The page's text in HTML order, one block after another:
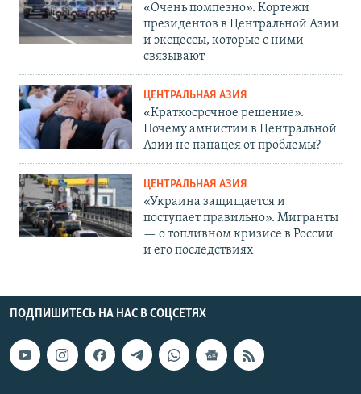
«Очень помпезно». Кортежи
президентов в Центральной Азии
и эксцессы, которые с ними
связывают
ЦЕНТРАЛЬНАЯ АЗИЯ
«Краткосрочное решение».
Почему амнистии в Центральной
Азии не панацея от проблемы?
ЦЕНТРАЛЬНАЯ АЗИЯ
«Украина защищается и
поступает правильно». Мигранты
— о топливном кризисе в России
и его последствиях
ПОДПИШИТЕСЬ НА НАС В СОЦСЕТЯХ